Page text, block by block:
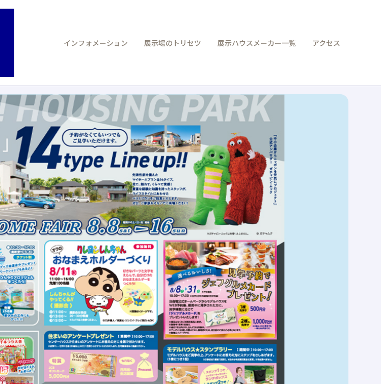
インフォメーション 展示場のトリセツ 展示ハウスメーカー一覧 アクセス